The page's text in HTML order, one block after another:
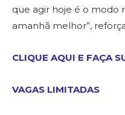
que agir hoje é o modo
amanhã melhor”,
CLIQUE AQUI E FAÇA
VAGAS LIMITADAS